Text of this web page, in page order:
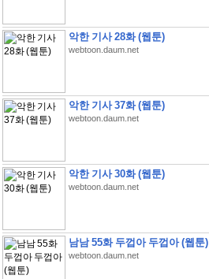
악한 기사 28화 (웹툰)
webtoon.daum.net
악한 기사 37화 (웹툰)
webtoon.daum.net
악한 기사 30화 (웹툰)
webtoon.daum.net
남남 55화 두껍아 두껍아 (웹툰)
webtoon.daum.net